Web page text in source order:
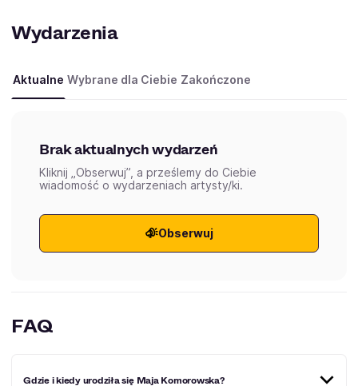
Wydarzenia
Aktualne Wybrane dla Ciebie Zakończone
Brak aktualnych wydarzeń
Kliknij „Obserwuj”, a prześlemy do Ciebie
wiadomość o wydarzeniach artysty/ki.
Obserwuj
FAQ
Gdzie i kiedy urodziła się Maja Komorowska?